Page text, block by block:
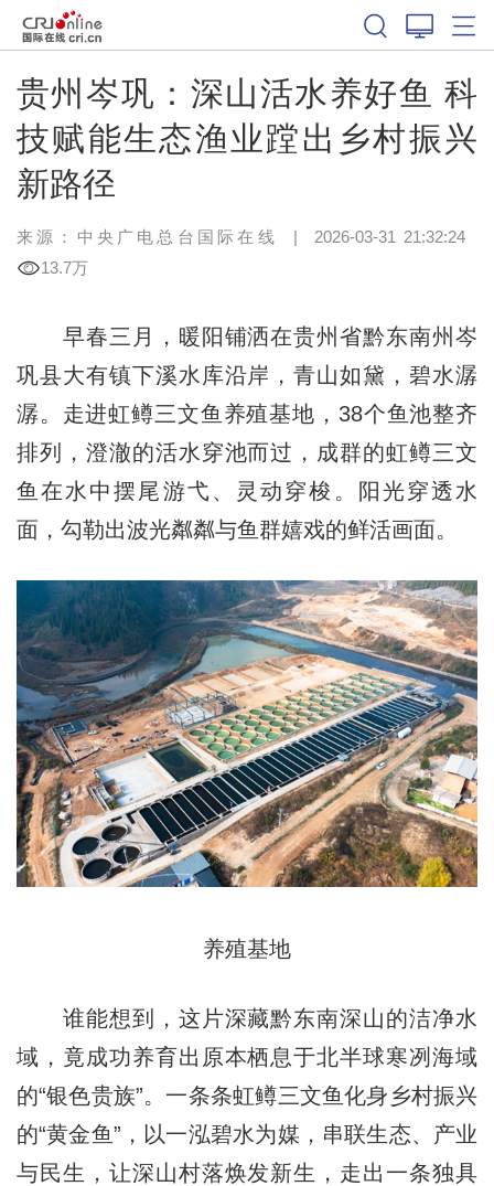
贵州岑巩：深山活水养好鱼 科
技赋能生态渔业蹚出乡村振兴
新路径
来源：中央广电总台国际在线 | 2026-03-31 21:32:24
13.7万
早春三月，暖阳铺洒在贵州省黔东南州岑
巩县大有镇下溪水库沿岸，青山如黛，碧水潺
潺。走进虹鳟三文鱼养殖基地，38个鱼池整齐
排列，澄澈的活水穿池而过，成群的虹鳟三文
鱼在水中摆尾游弋、灵动穿梭。阳光穿透水
面，勾勒出波光粼粼与鱼群嬉戏的鲜活画面。
养殖基地
谁能想到，这片深藏黔东南深山的洁净水
域，竟成功养育出原本栖息于北半球寒冽海域
的“银色贵族”。一条条虹鳟三文鱼化身乡村振兴
的“黄金鱼”，以一泓碧水为媒，串联生态、产业
与民生，让深山村落焕发新生，走出一条独具